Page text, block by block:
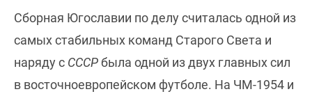
Сборная Югославии по делу считалась одной из
самых стабильных команд Старого Света и
наряду с СССРбыла одной из двух главных сил
в восточноевропейском футболе. На ЧМ-1954 и